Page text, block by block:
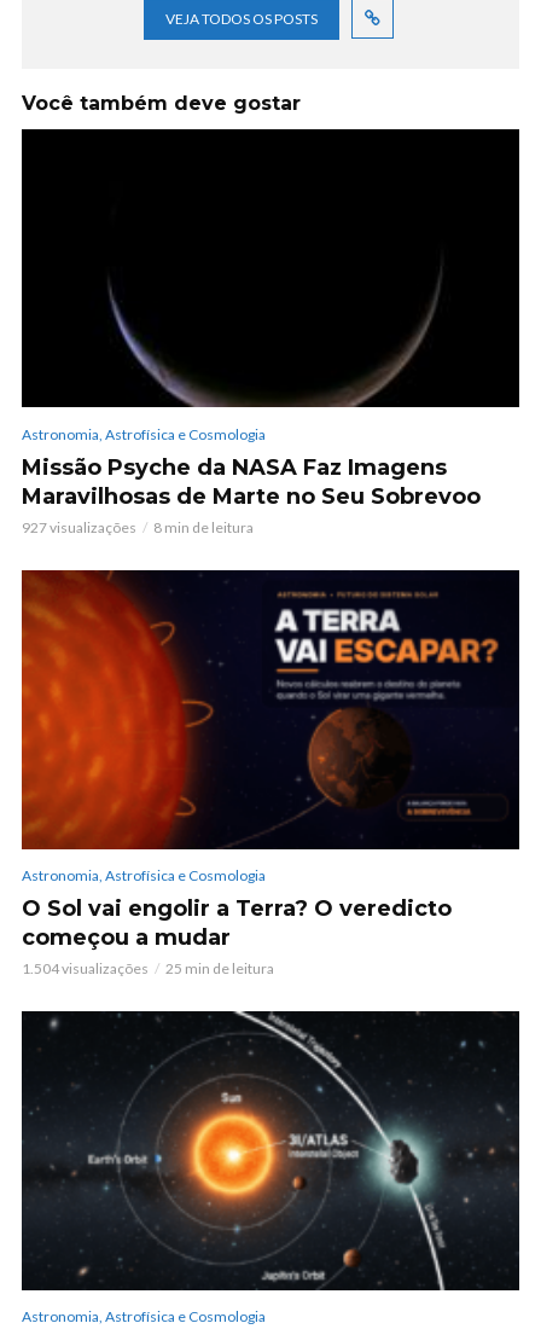
VEJA TODOS OS POSTS
Você também deve gostar
Astronomia, Astrofísica e Cosmologia
Missão Psyche da NASA Faz Imagens
Maravilhosas de Marte no Seu Sobrevoo
927 visualizações 8 min de leitura
Astronomia, Astrofísica e Cosmologia
O Sol vai engolir a Terra? O veredicto
começou a mudar
1.504 visualizações 25 min de leitura
Astronomia, Astrofísica e Cosmologia